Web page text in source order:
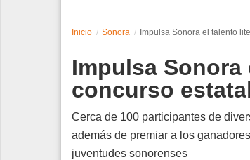
Edición Impresa
Inicio Sonora Impulsa Sonora el talento
Impulsa
concurso
Cerca de 100 participantes de
además de premiar a los
juventudes sonorenses